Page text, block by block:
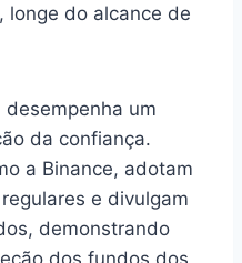
do alcance de
um
da confiança.
a Binance, adotam
e divulgam
demonstrando
dos fundos dos